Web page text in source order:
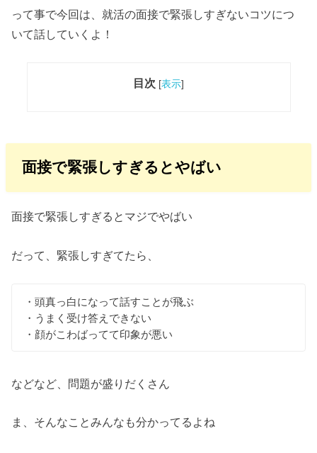
って事で今回は、就活の面接で緊張しすぎないコツにつ
いて話していくよ！
目次 [表示]
面接で緊張しすぎるとやばい
面接で緊張しすぎるとマジでやばい
だって、緊張しすぎてたら、
・頭真っ白になって話すことが飛ぶ
・うまく受け答えできない
・顔がこわばってて印象が悪い
などなど、問題が盛りだくさん
ま、そんなことみんなも分かってるよね